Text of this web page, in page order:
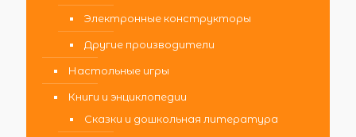
Электронные конструкторы
Другие производители
Настольные игры
Книги и энциклопедии
Сказки и дошкольная литература